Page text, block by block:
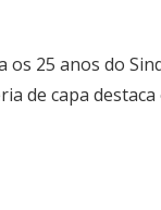
os 25 anos do
de capa